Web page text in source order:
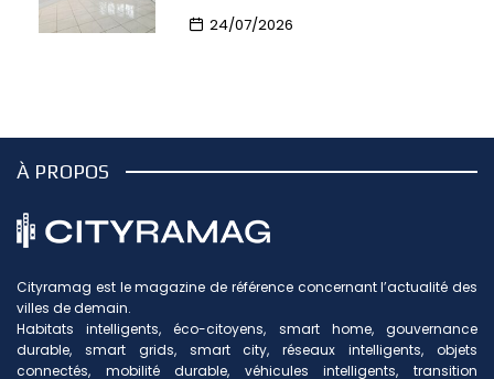
24/07/2026
À PROPOS
Cityramag est le magazine de référence concernant l’actualité des
villes de demain.
Habitats intelligents, éco-citoyens, smart home, gouvernance
durable, smart grids, smart city, réseaux intelligents, objets
connectés, mobilité durable, véhicules intelligents, transition